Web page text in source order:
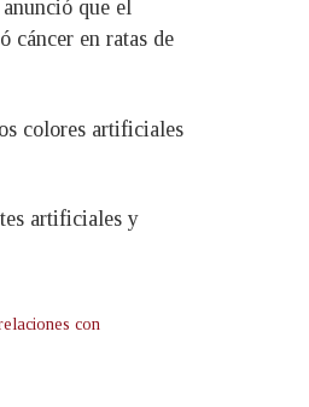
que el
cáncer en ratas de
colores artificiales
artificiales y
con